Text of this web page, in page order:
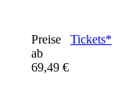
Preise
ab
69,49 €
Tickets*